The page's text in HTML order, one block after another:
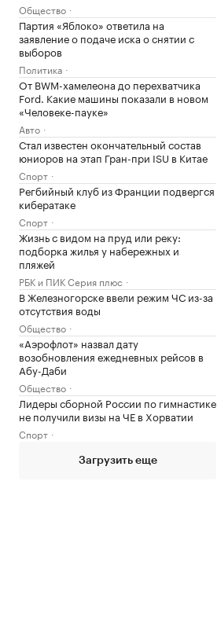
Общество
Партия «Яблоко» ответила на
заявление о подаче иска о снятии с
выборов
Политика
От BWM-хамелеона до перехватчика
Ford. Какие машины показали в новом
«Человеке-пауке»
Авто
Стал известен окончательный состав
юниоров на этап Гран-при ISU в Китае
Спорт
Регбийный клуб из Франции подвергся
кибератаке
Спорт
Жизнь с видом на пруд или реку:
подборка жилья у набережных и
пляжей
РБК и ПИК Серия плюс
В Железногорске ввели режим ЧС из-за
отсутствия воды
Общество
«Аэрофлот» назвал дату
возобновления ежедневных рейсов в
Абу-Даби
Общество
Лидеры сборной России по гимнастике
не получили визы на ЧЕ в Хорватии
Спорт
Загрузить еще